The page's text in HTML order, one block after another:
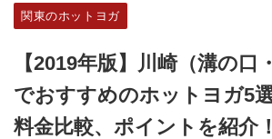
関東のホットヨガ
【2019年版】川崎（溝の口
でおすすめのホットヨガ5
料金比較、ポイントを紹介！